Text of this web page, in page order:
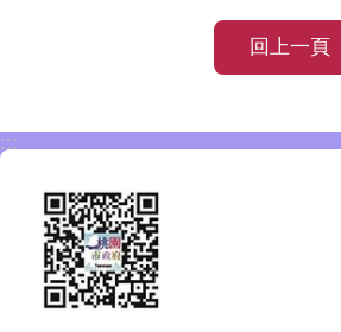
回上一頁
:::